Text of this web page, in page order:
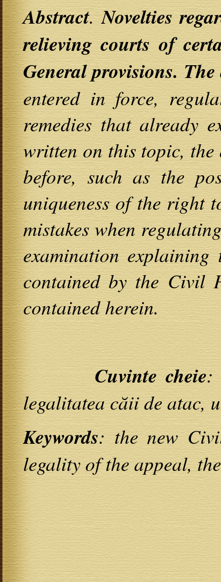
Abstract.Novelties
relieving courts of
General provisions.
entered in force,
remedies that already
written on this topic, the
before, such as the
uniqueness of the right
mistakes when
examination
contained by the Civil
contained herein.
Cuvinte cheie:
legalitatea căii de atac,
Keywords: the new
legality of the appeal,